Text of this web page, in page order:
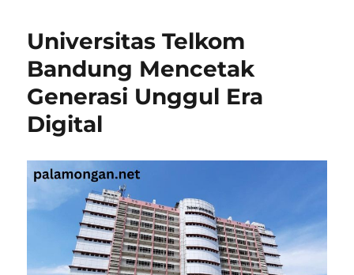
Membangun
Masa
Depan
Universitas Telkom
Bandung Mencetak
Generasi Unggul Era
Digital